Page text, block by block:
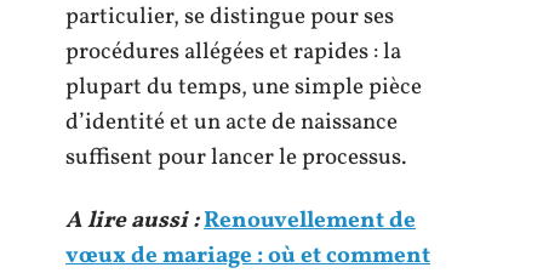
particulier, se distingue pour ses
procédures allégées et rapides : la
plupart du temps, une simple pièce
d’identité et un acte de naissance
suffisent pour lancer le processus.
A lire aussi :Renouvellement de
vœux de mariage : où et comment